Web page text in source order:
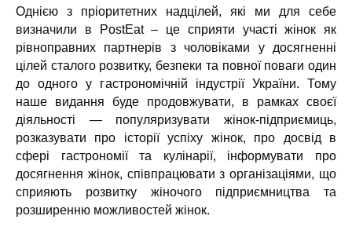
Однією з пріоритетних надцілей, які ми для себе
визначили в PostEat – це сприяти участі жінок як
рівноправних партнерів з чоловіками у досягненні
цілей сталого розвитку, безпеки та повної поваги один
до одного у гастрономічній індустрії України. Тому
наше видання буде продовжувати, в рамках своєї
діяльності — популяризувати жінок-підприємиць,
розказувати про історії успіху жінок, про досвід в
сфері гастрономії та кулінарії, інформувати про
досягнення жінок, співпрацювати з організаціями, що
сприяють розвитку жіночого підприємництва та
розширенню можливостей жінок.